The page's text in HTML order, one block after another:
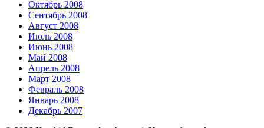
Октябрь 2008
Сентябрь 2008
Август 2008
Июль 2008
Июнь 2008
Май 2008
Апрель 2008
Март 2008
Февраль 2008
Январь 2008
Декабрь 2007